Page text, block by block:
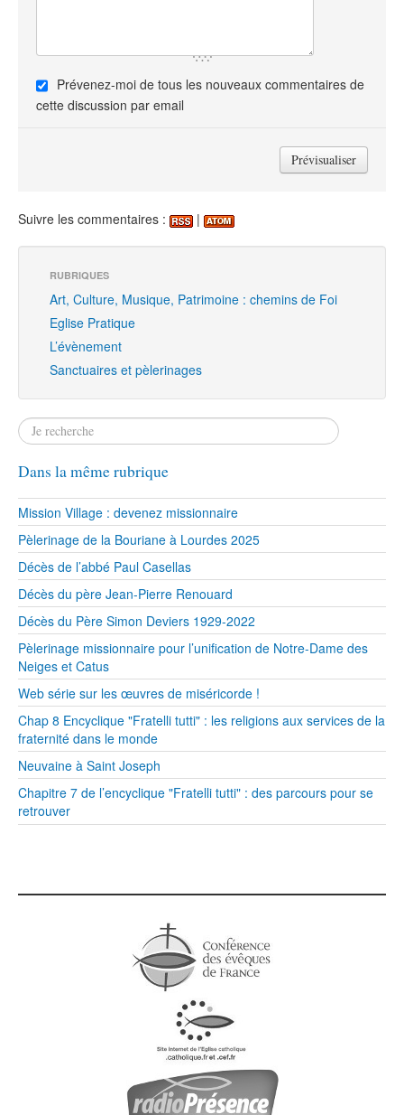
Prévenez-moi de tous les nouveaux commentaires de
cette discussion par email
Suivre les commentaires : |
RUBRIQUES
Art, Culture, Musique, Patrimoine : chemins de Foi
Eglise Pratique
L’évènement
Sanctuaires et pèlerinages
Dans la même rubrique
Mission Village : devenez missionnaire
Pèlerinage de la Bouriane à Lourdes 2025
Décès de l’abbé Paul Casellas
Décès du père Jean-Pierre Renouard
Décès du Père Simon Deviers 1929-2022
Pèlerinage missionnaire pour l’unification de Notre-Dame des
Neiges et Catus
Web série sur les œuvres de miséricorde !
Chap 8 Encyclique "Fratelli tutti" : les religions aux services de la
fraternité dans le monde
Neuvaine à Saint Joseph
Chapitre 7 de l’encyclique "Fratelli tutti" : des parcours pour se
retrouver